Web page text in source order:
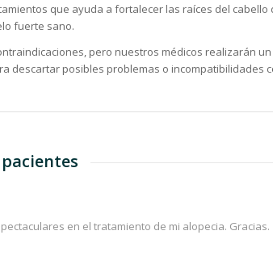
que ayuda a fortalecer las raíces del cabello
fuerte sano.
pero nuestros médicos realizarán
descartar posibles problemas o incompatibilidades
en el tratamiento de mi alopecia. Gracias.